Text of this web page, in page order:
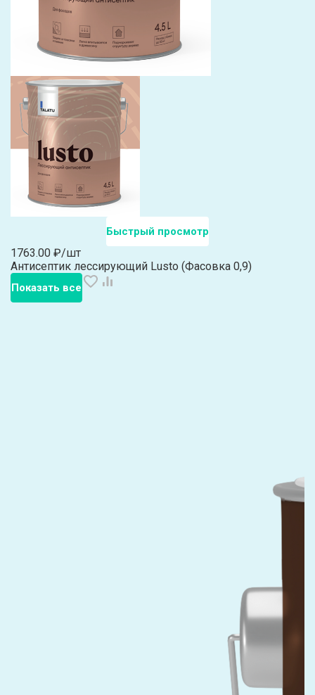
Быстрый просмотр
1763.00 ₽/шт
Антисептик лессирующий Lusto (Фасовка 0,9)
Показать все